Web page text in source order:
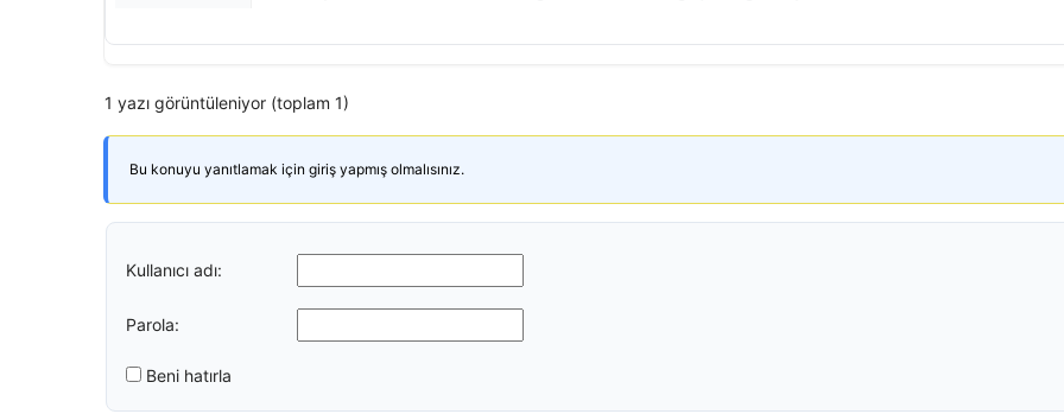
1 yazı görüntüleniyor (toplam 1)
Bu konuyu yanıtlamak için giriş yapmış olmalısınız.
Kullanıcı adı:
Parola:
Beni hatırla